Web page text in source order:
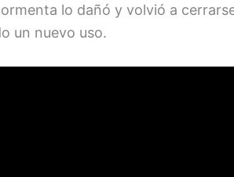
lo dañó y volvió a
un nuevo uso.